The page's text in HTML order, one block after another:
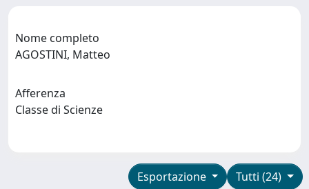
Nome completo
AGOSTINI, Matteo
Afferenza
Classe di Scienze
Tutti (24)
Esportazione